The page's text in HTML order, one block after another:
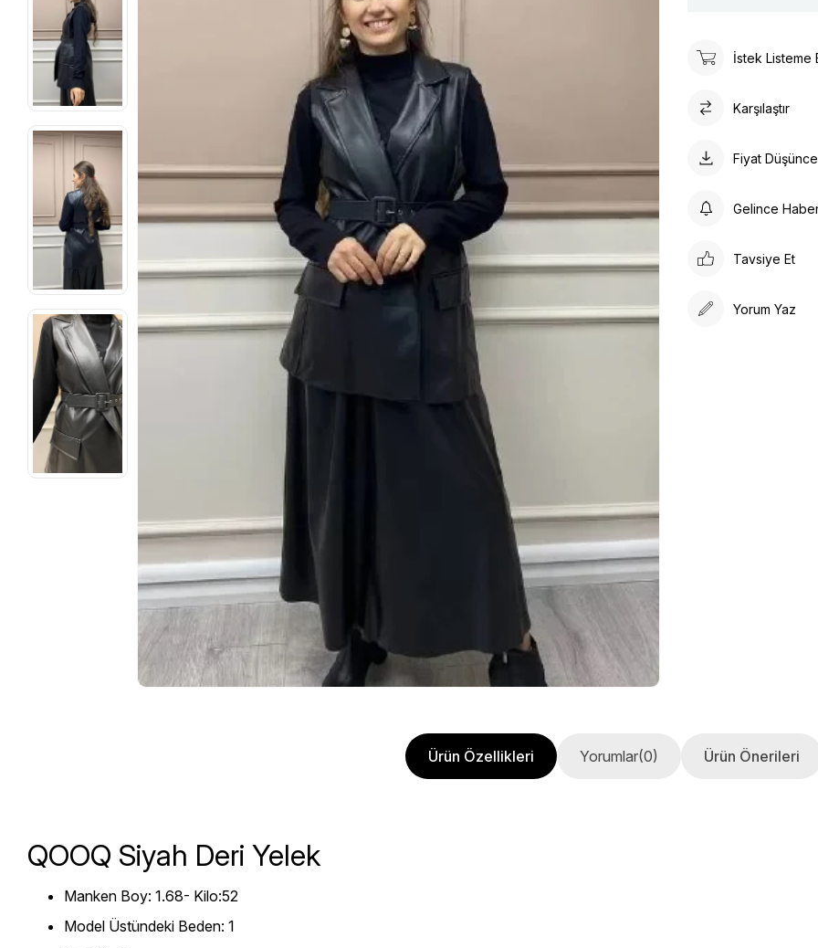
İstek Listeme
Karşılaştır
Fiyat
Gelince
Tavsiye Et
Yorum Yaz
Ürün Özellikleri Yorumlar(0) Ürün Önerileri
QOOQ Siyah Deri Yelek
Manken Boy: 1.68- Kilo:52
Model Üstündeki Beden: 1